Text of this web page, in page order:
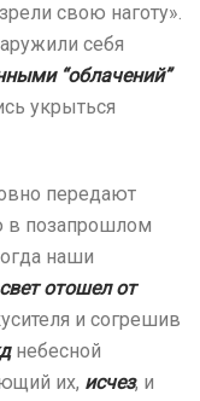
свою наготу».
себя
“облачений”
укрыться
передают
в позапрошлом
наши
свет отошел от
и согрешив
небесной
их, исчез, и